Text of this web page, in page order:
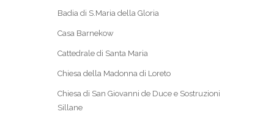
Badia di S.Maria della Gloria
Casa Barnekow
Cattedrale di Santa Maria
Chiesa della Madonna di Loreto
Chiesa di San Giovanni de Duce e Sostruzioni
Sillane